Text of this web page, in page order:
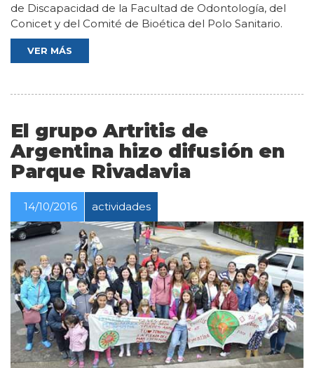
de Discapacidad de la Facultad de Odontología, del
Conicet y del Comité de Bioética del Polo Sanitario.
VER MÁS
El grupo Artritis de
Argentina hizo difusión en
Parque Rivadavia
14/10/2016 actividades